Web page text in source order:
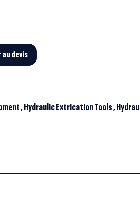
au devis
, Hydraulic Extrication Tools,